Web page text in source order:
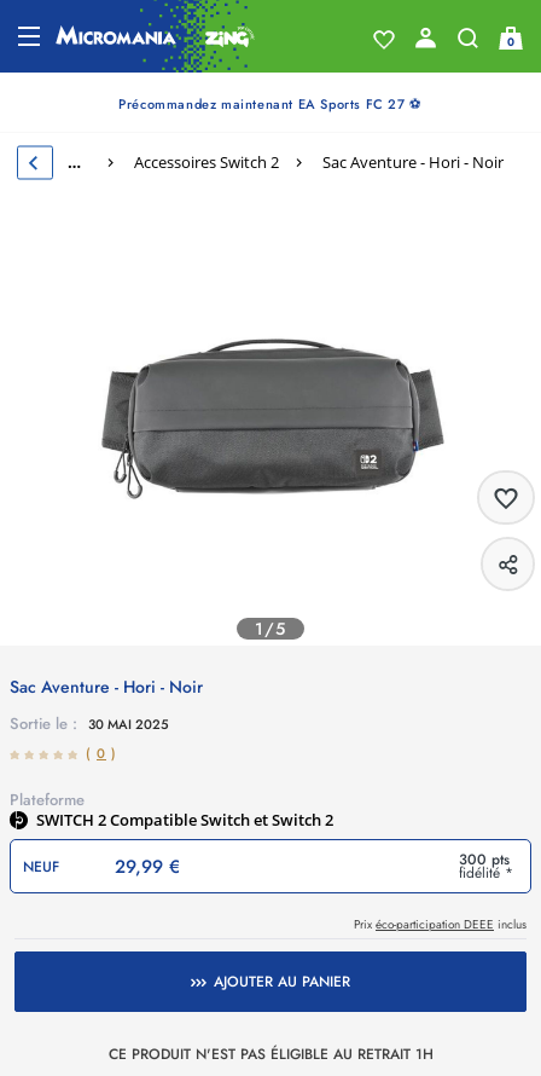
0
Précommandez maintenant EA Sports FC 27 ⚽
… Accessoires Switch 2 Sac Aventure - Hori - Noir
1/5
Sac Aventure - Hori - Noir
Sortie le :
30 MAI 2025
( 0 )
Plateforme
SWITCH 2Compatible Switch et Switch 2
NEUF 29,99 € 300 pts
fidélité *
Prix éco-participation DEEE inclus
AJOUTER AU PANIER
CE PRODUIT N'EST PAS ÉLIGIBLE AU RETRAIT 1H